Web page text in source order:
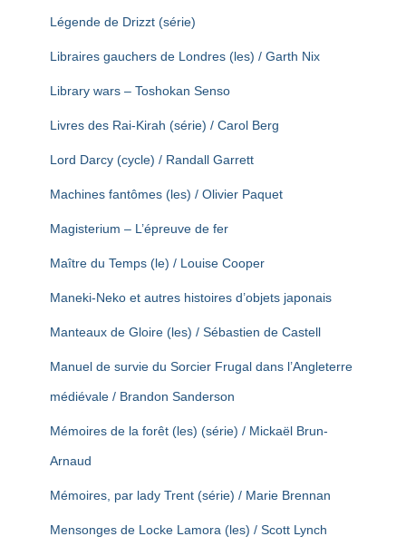
Légende de Drizzt (série)
Libraires gauchers de Londres (les) / Garth Nix
Library wars – Toshokan Senso
Livres des Rai-Kirah (série) / Carol Berg
Lord Darcy (cycle) / Randall Garrett
Machines fantômes (les) / Olivier Paquet
Magisterium – L’épreuve de fer
Maître du Temps (le) / Louise Cooper
Maneki-Neko et autres histoires d’objets japonais
Manteaux de Gloire (les) / Sébastien de Castell
Manuel de survie du Sorcier Frugal dans l’Angleterre
médiévale / Brandon Sanderson
Mémoires de la forêt (les) (série) / Mickaël Brun-
Arnaud
Mémoires, par lady Trent (série) / Marie Brennan
Mensonges de Locke Lamora (les) / Scott Lynch